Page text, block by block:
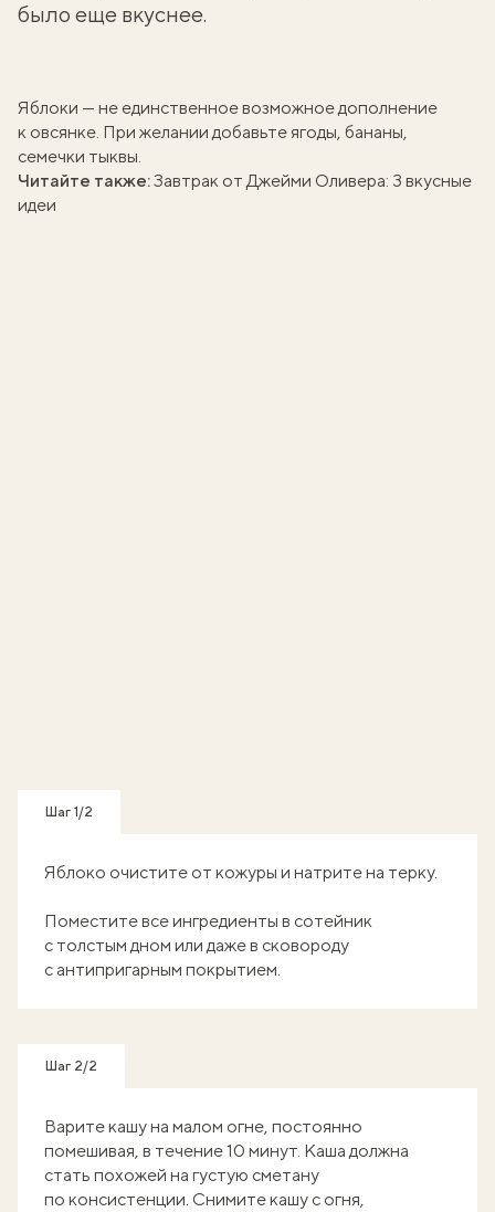
было еще вкуснее.
Яблоки — не единственное возможное дополнение
к овсянке. При желании добавьте ягоды, бананы,
семечки тыквы.
Читайте также:Завтрак от Джейми Оливера: 3 вкусные
идеи
Шаг 1/2
Яблоко очистите от кожуры и натрите на терку.
Поместите все ингредиенты в сотейник
с толстым дном или даже в сковороду
с антипригарным покрытием.
Шаг 2/2
Варите кашу на малом огне, постоянно
помешивая, в течение 10 минут. Каша должна
стать похожей на густую сметану
по консистенции. Снимите кашу с огня,